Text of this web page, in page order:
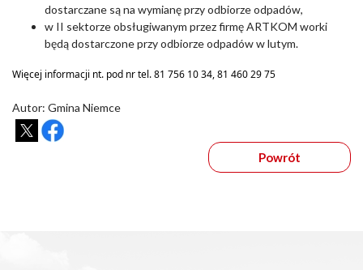
dostarczane są na wymianę przy odbiorze odpadów,
w II sektorze obsługiwanym przez firmę ARTKOM worki
będą dostarczone przy odbiorze odpadów w lutym.
Więcej informacji nt. pod nr tel. 81 756 10 34, 81 460 29 75
Autor: Gmina Niemce
Powrót